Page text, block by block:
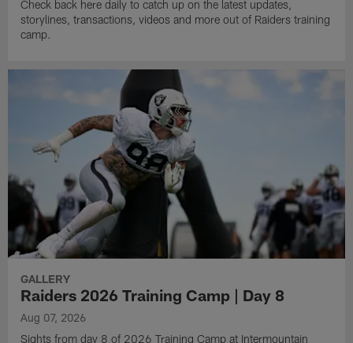
Check back here daily to catch up on the latest updates,
storylines, transactions, videos and more out of Raiders training
camp.
GALLERY
Raiders 2026 Training Camp | Day 8
Aug 07, 2026
Sights from day 8 of 2026 Training Camp at Intermountain